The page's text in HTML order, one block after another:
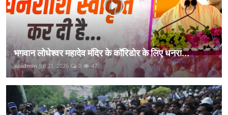
भगवान लोधेश्वर महादेव मंदिर के कॉरिडोर के लिए धनरा...
suadmin Jul 21, 2026 0 47